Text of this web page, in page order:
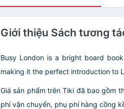
Giới thiệu Sách tương
Busy London is a bright board
making it the perfect introduction to
Giá sản phẩm trên Tiki đã bao gồm
phí vận chuyển, phụ phí hàng cồng